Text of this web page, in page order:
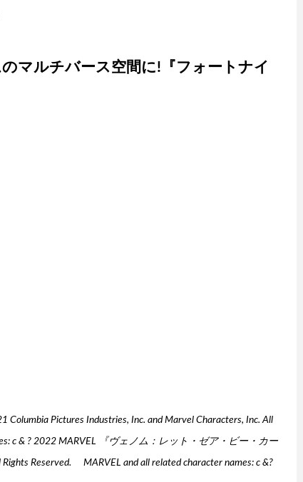
マルチバース空間に!『フォートナイ
Pictures Industries, Inc. and Marvel Characters, Inc. All
c & ? 2022 MARVEL 『ヴェノム：レット・ゼア・ビー・カー
Reserved. MARVEL and all related character names: c &?